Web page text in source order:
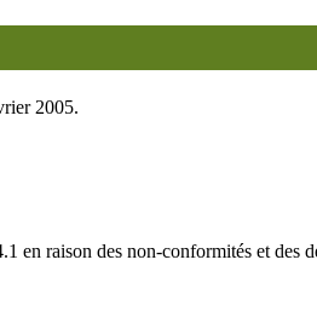
2005.
en raison des non-conformités et des